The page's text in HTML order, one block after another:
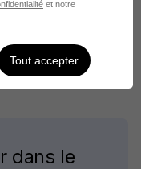
dans le
et notre
Tout accepter